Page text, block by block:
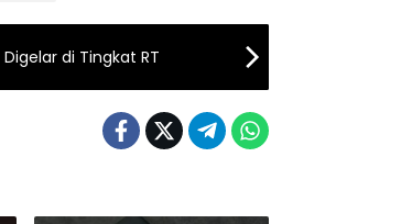
di Tingkat RT